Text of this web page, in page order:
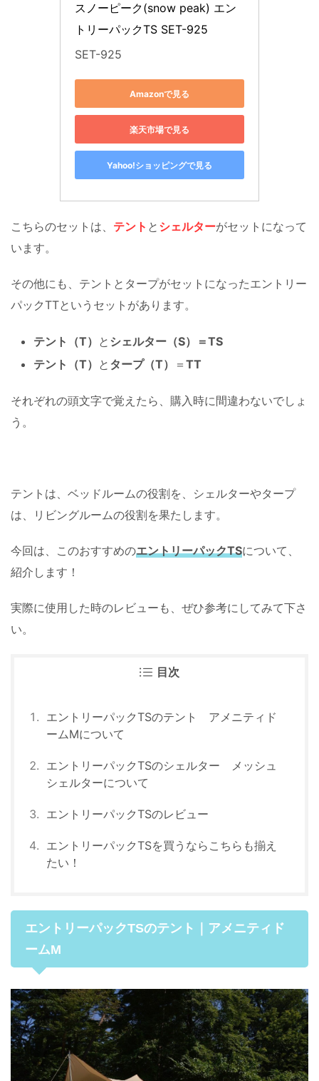
スノーピーク(snow peak) エン
トリーパックTS SET-925
SET-925
Amazonで見る
楽天市場で見る
Yahoo!ショッピングで見る
こちらのセットは、 テント と シェルターがセットになって
います。
その他にも、テントとタープがセットになったエントリー
パックTTというセットがあります。
テント（T） と シェルター（S）＝TS
テント（T） と タープ（T） ＝ TT
それぞれの頭文字で覚えたら、購入時に間違わないでしょ
う。
テントは、ベッドルームの役割を、シェルターやタープ
は、リビングルームの役割を果たします。
今回は、このおすすめのエントリーパックTSについて、
紹介します！
実際に使用した時のレビューも、ぜひ参考にしてみて下さ
い。
目次
エントリーパックTSのテント アメニティド
ームMについて
エントリーパックTSのシェルター メッシュ
シェルターについて
エントリーパックTSのレビュー
エントリーパックTSを買うならこちらも揃え
たい！
エントリーパックTSのテント｜アメニティド
ームM